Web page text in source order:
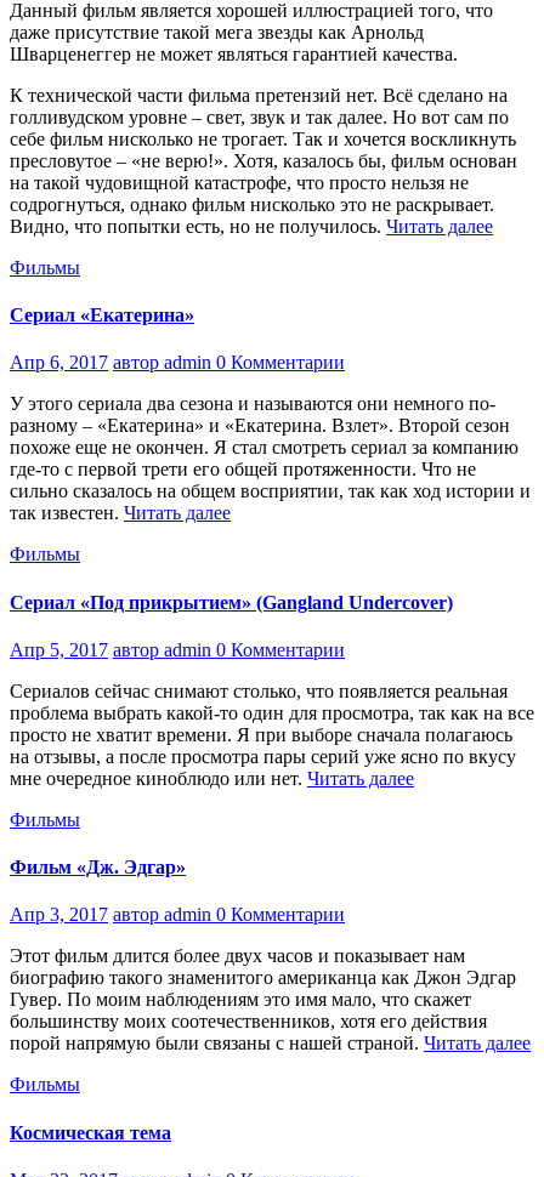
Данный фильм является хорошей иллюстрацией того, что
даже присутствие такой мега звезды как Арнольд
Шварценеггер не может являться гарантией качества.
К технической части фильма претензий нет. Всё сделано на
голливудском уровне – свет, звук и так далее. Но вот сам по
себе фильм нисколько не трогает. Так и хочется воскликнуть
пресловутое – «не верю!». Хотя, казалось бы, фильм основан
на такой чудовищной катастрофе, что просто нельзя не
содрогнуться, однако фильм нисколько это не раскрывает.
Видно, что попытки есть, но не получилось. Читать далее
Фильмы
Сериал «Екатерина»
Апр 6, 2017 автор admin 0 Комментарии
У этого сериала два сезона и называются они немного по-
разному – «Екатерина» и «Екатерина. Взлет». Второй сезон
похоже еще не окончен. Я стал смотреть сериал за компанию
где-то с первой трети его общей протяженности. Что не
сильно сказалось на общем восприятии, так как ход истории и
так известен. Читать далее
Фильмы
Сериал «Под прикрытием» (Gangland Undercover)
Апр 5, 2017 автор admin 0 Комментарии
Сериалов сейчас снимают столько, что появляется реальная
проблема выбрать какой-то один для просмотра, так как на все
просто не хватит времени. Я при выборе сначала полагаюсь
на отзывы, а после просмотра пары серий уже ясно по вкусу
мне очередное киноблюдо или нет. Читать далее
Фильмы
Фильм «Дж. Эдгар»
Апр 3, 2017 автор admin 0 Комментарии
Этот фильм длится более двух часов и показывает нам
биографию такого знаменитого американца как Джон Эдгар
Гувер. По моим наблюдениям это имя мало, что скажет
большинству моих соотечественников, хотя его действия
порой напрямую были связаны с нашей страной. Читать далее
Фильмы
Космическая тема